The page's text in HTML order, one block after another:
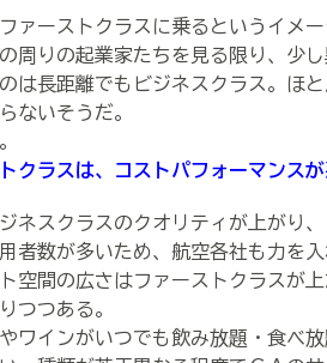
ァーストクラスに乗るというイメ
周りの起業家たちを見る限り、少し
は長距離でもビジネスクラス。ほ
ないそうだ。
トクラスは、コストパフォーマンスが
ネスクラスのクオリティが上がり
者数が多いため、航空各社も力を入
空間の広さはファーストクラスが
つつある。
ワインがいつでも飲み放題・食べ